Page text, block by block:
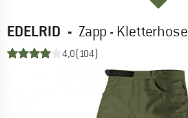
EDELRID - Zapp - Kletterhose
4,0(104)